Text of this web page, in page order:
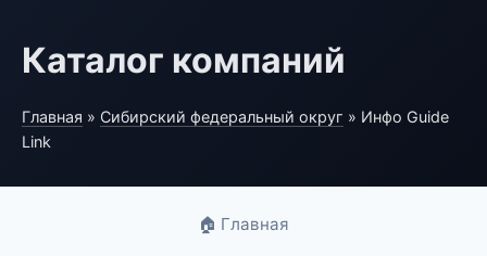
Каталог компаний
Главная » Сибирский федеральный округ » Инфо Guide
Link
🏠 Главная